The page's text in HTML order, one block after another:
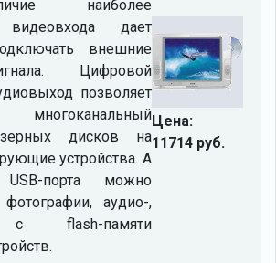
Цена:
11714 руб.
наиболее
видеовхода дает
внешние
Цифровой
позволяет
дисков на
устройства. А
порта можно
фотографии, аудио-,
с flash-памяти